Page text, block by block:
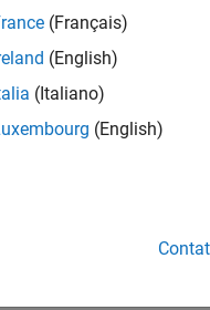
dei
Connect to a Sensor or
(Français)
(English)
(Italiano)
(English)